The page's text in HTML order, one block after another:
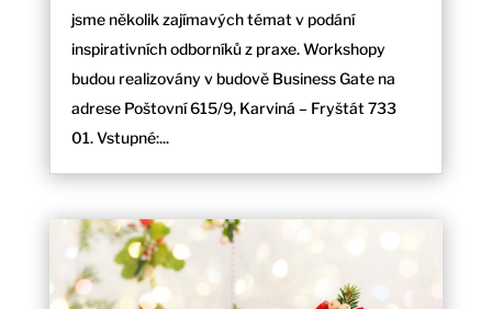
jsme několik zajímavých témat v podání
inspirativních odborníků z praxe. Workshopy
budou realizovány v budově Business Gate na
adrese Poštovní 615/9, Karviná – Fryštát 733
01. Vstupné:...